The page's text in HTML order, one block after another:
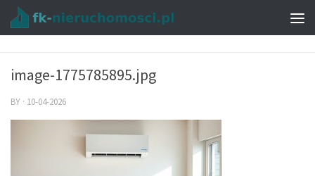
image-1775785895.jpg
BY · 10-04-2026